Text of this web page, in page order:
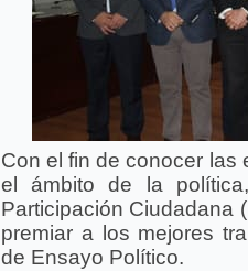
Con el fin de conocer las
el ámbito de la
Participación Ciudadana
premiar a los mejores
de Ensayo Político.